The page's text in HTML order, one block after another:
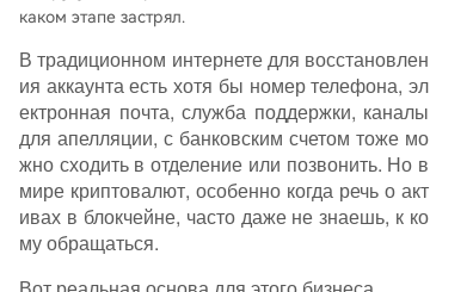
каком этапе застрял.
В традиционном интернете для восстановлен
ия аккаунта есть хотя бы номер телефона, эл
ектронная почта, служба поддержки, каналы
для апелляции, с банковским счетом тоже мо
жно сходить в отделение или позвонить. Но в
мире криптовалют, особенно когда речь о акт
ивах в блокчейне, часто даже не знаешь, к ко
му обращаться.